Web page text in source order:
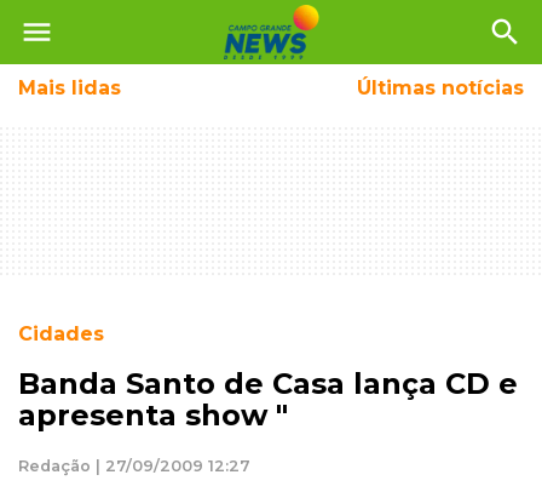
menu search
Mais lidas Últimas notícias
Cidades
Banda Santo de Casa lança CD e
apresenta show "
Redação | 27/09/2009 12:27